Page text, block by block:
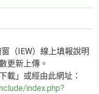
（IEW）線上填報說明
更新上傳。
載」或經由此網址：
index.php?